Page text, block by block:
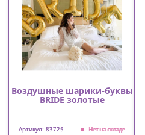
Воздушные шарики-буквы
BRIDE золотые
Артикул: 83725 Нет на складе